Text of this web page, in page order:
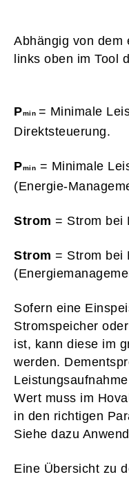
Abhängig von dem
links oben im Tool
Pmin = Minimale
Direktsteuerung.
Pmin = Minimale
(Energie-
Strom = Strom bei
Strom = Strom bei
Sofern eine
Stromspeicher
ist, kann diese im
werden.
Wert muss im
in den richtigen
Siehe dazu
Eine Übersicht zu